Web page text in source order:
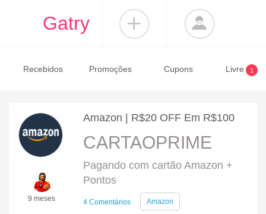
Gatry
Recebidos Promoções Cupons Livre 1
9 meses
Amazon | R$20 OFF Em R$100
CARTAOPRIME
Pagando com cartão Amazon +
Pontos
4 Comentários Amazon